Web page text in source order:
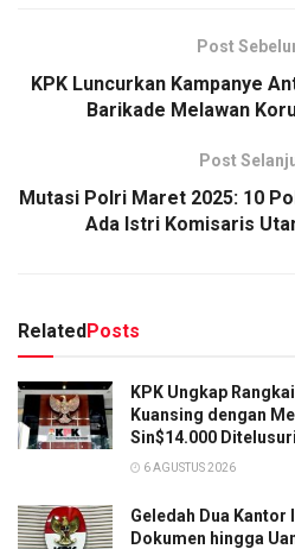
Post
KPK Luncurkan Kampanye
Barikade Melawan
Post
Mutasi Polri Maret 2025: 10
Ada Istri Komisaris
RelatedPosts
KPK Ungkap
Kuansing dengan
Sin$14.000 Ditelusuri
6 AGUSTUS 2026
Geledah Dua Kantor
Dokumen hingga